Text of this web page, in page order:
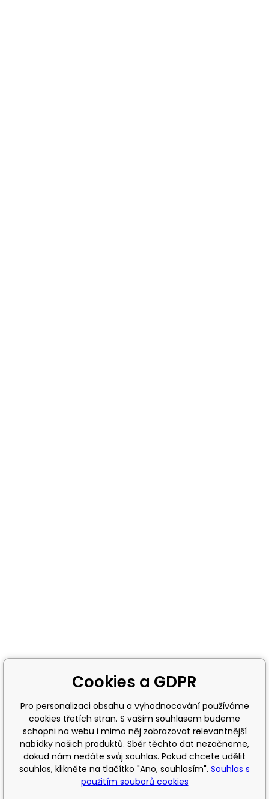
Cookies a GDPR
Pro personalizaci obsahu a vyhodnocování používáme
cookies třetích stran. S vaším souhlasem budeme
schopni na webu i mimo něj zobrazovat relevantnější
nabídky našich produktů. Sběr těchto dat nezačneme,
dokud nám nedáte svůj souhlas. Pokud chcete udělit
souhlas, klikněte na tlačítko "Ano, souhlasím". Souhlas s
použitím souborů cookies